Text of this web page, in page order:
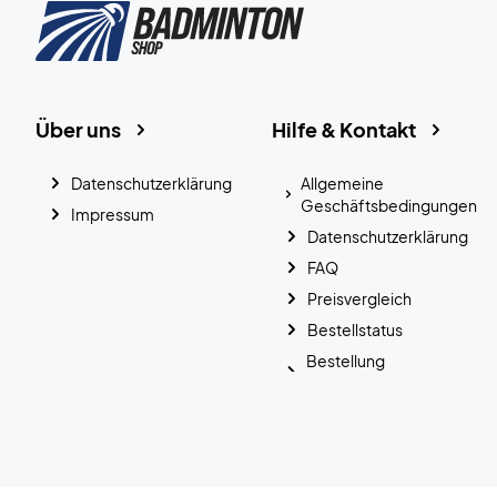
Hilfe & Kontakt
Allgemeine
Geschäftsbedingungen
Datenschutzerklärung
FAQ
Preisvergleich
Bestellstatus
Bestellung
Über uns
Datenschutzerklärung
Impressum